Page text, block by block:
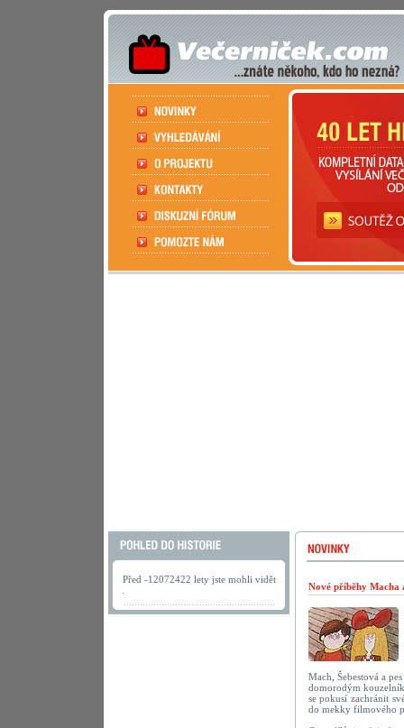
Před -12072422 lety jste mohli vidět
Nové příběhy Macha
Mach, Šebestová a
domorodým
se pokusí zachránit
do mekky filmového